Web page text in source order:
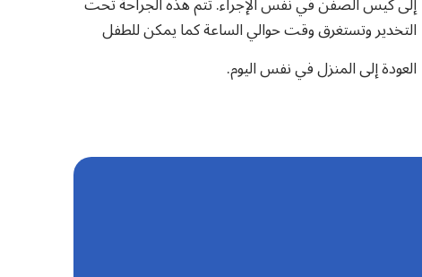
التخدير وتستغرق وقت حوالي الساعة كما يمكن للطفل
العودة إلى المنزل في نفس اليوم.